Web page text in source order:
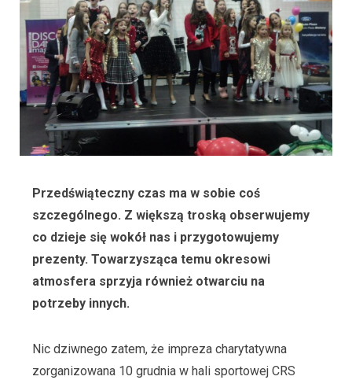
Przedświąteczny czas ma w sobie coś
szczególnego. Z większą troską obserwujemy
co dzieje się wokół nas i przygotowujemy
prezenty. Towarzysząca temu okresowi
atmosfera sprzyja również otwarciu na
potrzeby innych.
Nic dziwnego zatem, że impreza charytatywna
zorganizowana 10 grudnia w hali sportowej CRS